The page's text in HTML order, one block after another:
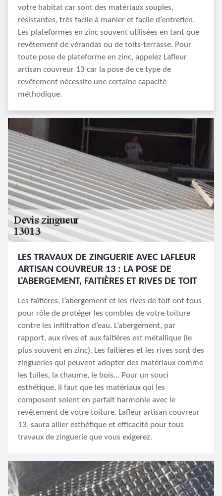
votre habitat car sont des matériaux souples,
résistantes, très facile à manier et facile d’entretien.
Les plateformes en zinc souvent utilisées en tant que
revêtement de vérandas ou de toits-terrasse. Pour
toute pose de plateforme en zinc, appelez Lafleur
artisan couvreur 13 car la pose de ce type de
revêtement nécessite une certaine capacité
méthodique.
LES TRAVAUX DE ZINGUERIE AVEC LAFLEUR
ARTISAN COUVREUR 13 : LA POSE DE
L'ABERGEMENT, FAITIÈRES ET RIVES DE TOIT
Les faîtières, l’abergement et les rives de toit ont tous
pour rôle de protéger les combles de votre toiture
contre les infiltration d’eau. L’abergement, par
rapport, aux rives et aux faitières est métallique (le
plus souvent en zinc). Les faitières et les rives sont des
zingueries qui peuvent adopter des matériaux comme
les tuiles, la chaume, le bois… Pour un souci
esthétique, il faut que les matériaux qui les
composent soient en parfait harmonie avec le
revêtement de votre toiture. Lafleur artisan couvreur
13, saura allier esthétique et efficacité pour tous
travaux de zinguerie que vous exigerez.